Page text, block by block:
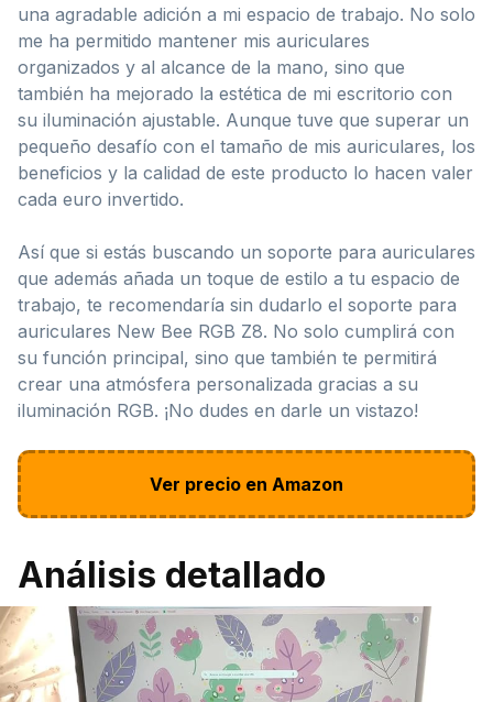
una agradable adición a mi espacio de trabajo. No solo
me ha permitido mantener mis auriculares
organizados y al alcance de la mano, sino que
también ha mejorado la estética de mi escritorio con
su iluminación ajustable. Aunque tuve que superar un
pequeño desafío con el tamaño de mis auriculares, los
beneficios y la calidad de este producto lo hacen valer
cada euro invertido.
Así que si estás buscando un soporte para auriculares
que además añada un toque de estilo a tu espacio de
trabajo, te recomendaría sin dudarlo el soporte para
auriculares New Bee RGB Z8. No solo cumplirá con
su función principal, sino que también te permitirá
crear una atmósfera personalizada gracias a su
iluminación RGB. ¡No dudes en darle un vistazo!
Ver precio en Amazon
Análisis detallado